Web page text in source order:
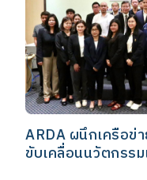
ARDA ผนึกเครือข่
ขับเคลื่อนนวัตกรร